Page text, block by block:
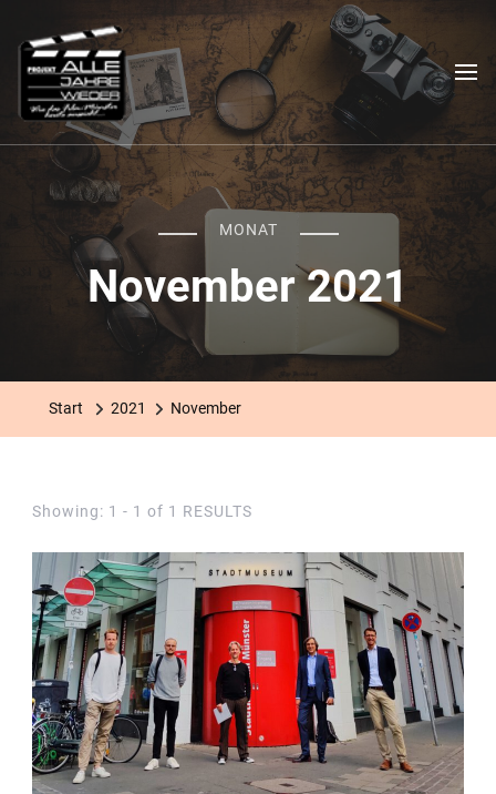
Das "Alle Jahre wieder"-
Projekt
Ein filmischer Stadtrundgang
MONAT
November 2021
Start 2021 November
Showing: 1 - 1 of 1 RESULTS